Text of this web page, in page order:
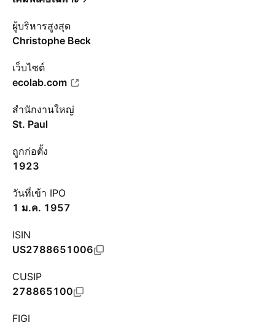
ผู้บริหารสูงสุด
Christophe Beck
เว็บไซต์
ecolab.com
สำนักงานใหญ่
St. Paul
ถูกก่อตั้ง
1923
วันที่เข้า IPO
1 ม.ค. 1957
ISIN
US2788651006
CUSIP
278865100
FIGI